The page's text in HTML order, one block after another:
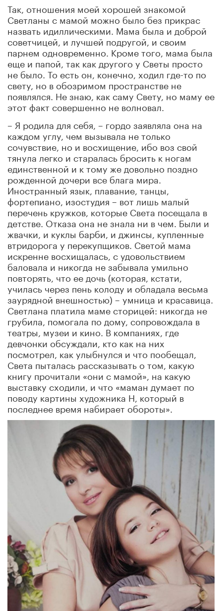
Так, отношения моей хорошей знакомой
Светланы с мамой можно было без прикрас
назвать идиллическими. Мама была и доброй
советчицей, и лучшей подругой, и своим
парнем одновременно. Кроме того, мама была
еще и папой, так как другого у Светы просто
не было. То есть он, конечно, ходил где-то по
свету, но в обозримом пространстве не
появлялся. Не знаю, как саму Свету, но маму ее
этот факт совершенно не волновал.
– Я родила для себя, – гордо заявляла она на
каждом углу, чем вызывала не только
сочувствие, но и восхищение, ибо воз свой
тянула легко и старалась бросить к ногам
единственной и к тому же довольно поздно
рожденной дочери все блага мира.
Иностранный язык, плавание, танцы,
фортепиано, изостудия – вот лишь малый
перечень кружков, которые Света посещала в
детстве. Отказа она не знала ни в чем. Были и
жвачки, и куклы барби, и джинсы, купленные
втридорога у перекупщиков. Светой мама
искренне восхищалась, с удовольствием
баловала и никогда не забывала умильно
повторять, что ее дочь (которая, кстати,
училась через пень колоду и обладала весьма
заурядной внешностью) – умница и красавица.
Светлана платила маме сторицей: никогда не
грубила, помогала по дому, сопровождала в
театры, музеи и кино. В компаниях, где
девчонки обсуждали, кто как на них
посмотрел, как улыбнулся и что пообещал,
Света пыталась рассказывать о том, какую
книгу прочитали «они с мамой», на какую
выставку сходили, и что «маман думает по
поводу картины художника Н, который в
последнее время набирает обороты».